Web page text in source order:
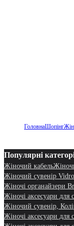
ГоловнаШопінг
Популярні
Жіночий кабель
Жіночий сувенір Vidro
Жіночі органайзери
Жіночі аксесуари для
Жіночий сувенір,
Жіночі аксесуари для